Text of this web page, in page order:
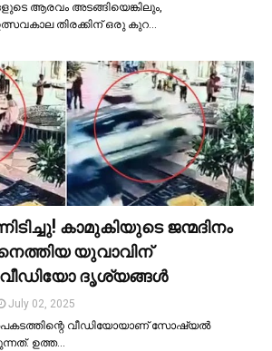
ആരവം അടങ്ങിയെങ്കിലും,
തിരക്കിന് ഒരു കുറ…
കാമുകിയുടെ ജന്മദിനം
യുവാവിന്
ദൃശ്യങ്ങൾ
July 02, 2025
വീഡിയോയാണ് സോഷ്യല്‍
ഉത്ത…